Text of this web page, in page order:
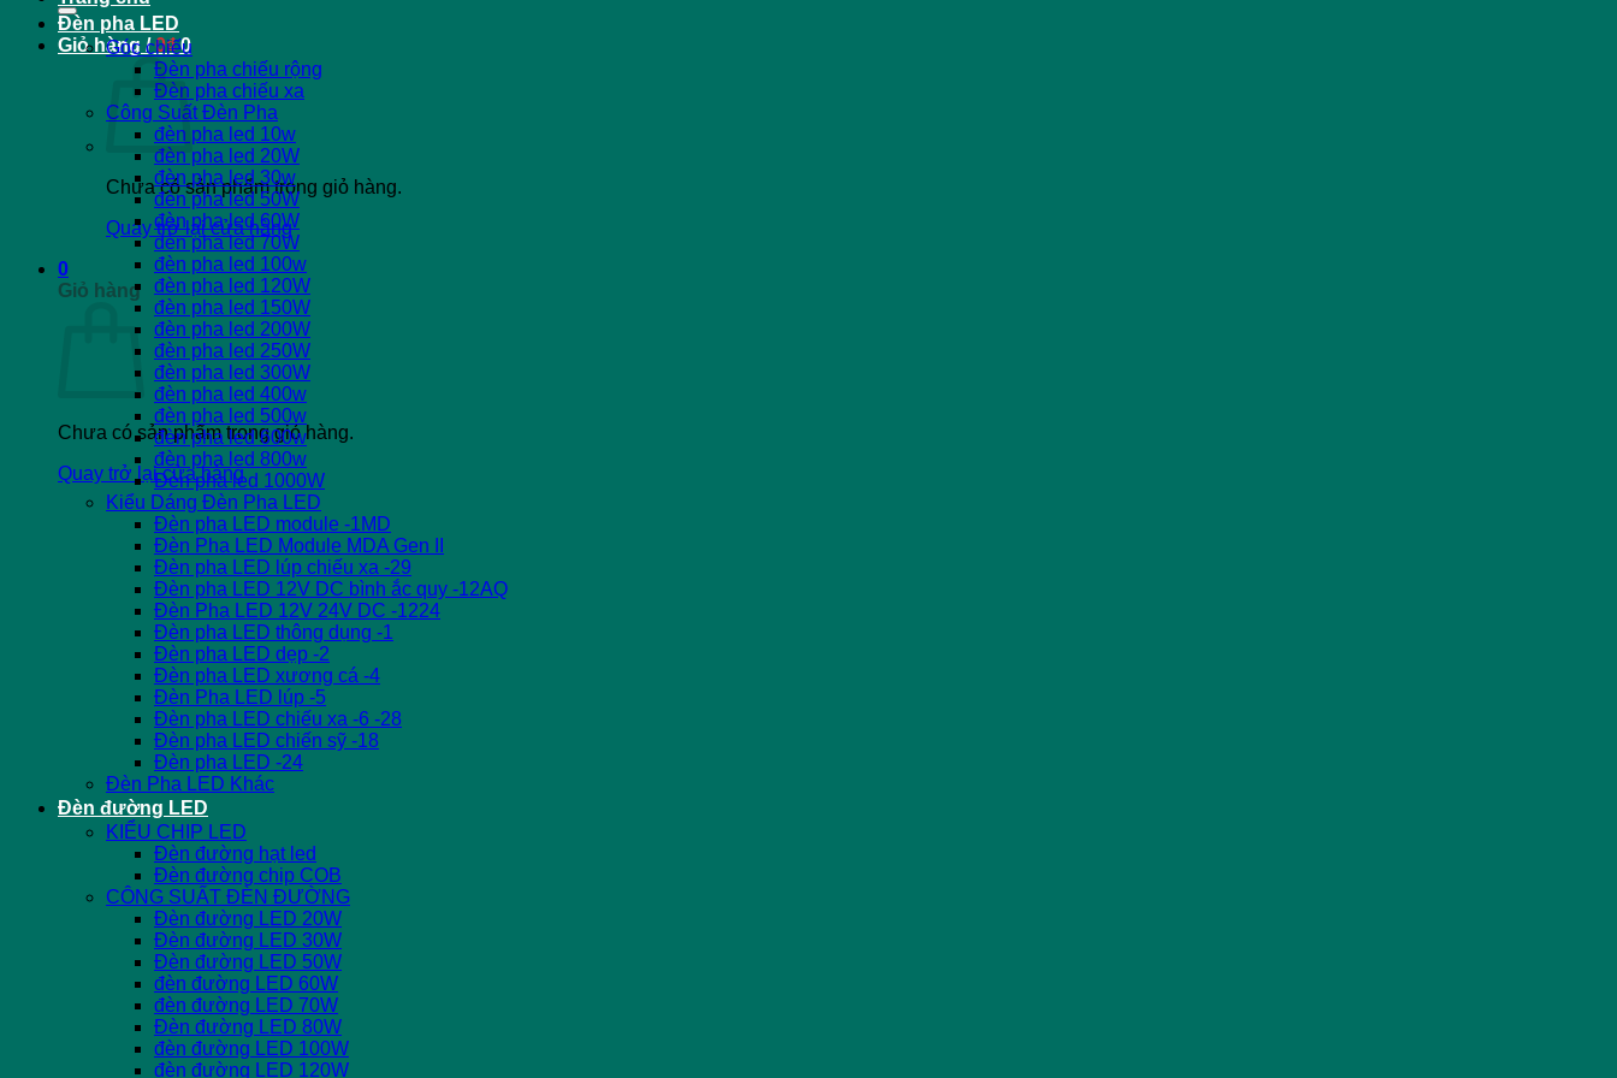
Giỏ hàng /0₫ 0
Chưa có sản phẩm trong giỏ hàng.
Quay trở lại cửa hàng
0
Giỏ hàng
Chưa có sản phẩm trong giỏ hàng.
Quay trở lại cửa hàng
Đèn pha LED
Góc chiếu
Đèn pha chiếu rộng
Đèn pha chiếu xa
Công Suất Đèn Pha
đèn pha led 10w
đèn pha led 20W
đèn pha led 30w
đèn pha led 50W
đèn pha led 60W
đèn pha led 70W
đèn pha led 100w
đèn pha led 120W
đèn pha led 150W
đèn pha led 200W
đèn pha led 250W
đèn pha led 300W
đèn pha led 400w
đèn pha led 500w
đèn pha led 600w
đèn pha led 800w
Đèn pha led 1000W
Kiểu Dáng Đèn Pha LED
Đèn pha LED module -1MD
Đèn Pha LED Module MDA Gen II
Đèn pha LED lúp chiếu xa -29
Đèn pha LED 12V DC bình ắc quy -12AQ
Đèn Pha LED 12V 24V DC -1224
Đèn pha LED thông dụng -1
Đèn pha LED dẹp -2
Đèn pha LED xương cá -4
Đèn Pha LED lúp -5
Đèn pha LED chiếu xa -6 -28
Đèn pha LED chiến sỹ -18
Đèn pha LED -24
Đèn Pha LED Khác
Đèn đường LED
KIỂU CHIP LED
Đèn đường hạt led
Đèn đường chip COB
CÔNG SUẤT ĐÈN ĐƯỜNG
Đèn đường LED 20W
Đèn đường LED 30W
Đèn đường LED 50W
đèn đường LED 60W
đèn đường LED 70W
Đèn đường LED 80W
đèn đường LED 100W
đèn đường LED 120W